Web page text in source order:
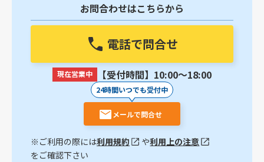
お問合わせはこちらから
電話で問合せ
現在営業中 【受付時間】10:00〜18:00
24時間いつでも受付中
メールで問合せ
※ご利用の際には利用規約 や利用上の注意
をご確認下さい